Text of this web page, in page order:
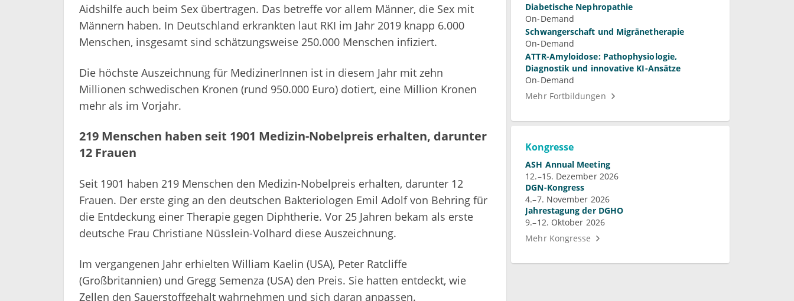
Aidshilfe auch beim Sex übertragen. Das betreffe vor allem Männer, die Sex mit
Männern haben. In Deutschland erkrankten laut RKI im Jahr 2019 knapp 6.000
Menschen, insgesamt sind schätzungsweise 250.000 Menschen infiziert.
Die höchste Auszeichnung für MedizinerInnen ist in diesem Jahr mit zehn
Millionen schwedischen Kronen (rund 950.000 Euro) dotiert, eine Million Kronen
mehr als im Vorjahr.
219 Menschen haben seit 1901 Medizin-Nobelpreis erhalten, darunter
12 Frauen
Seit 1901 haben 219 Menschen den Medizin-Nobelpreis erhalten, darunter 12
Frauen. Der erste ging an den deutschen Bakteriologen Emil Adolf von Behring für
die Entdeckung einer Therapie gegen Diphtherie. Vor 25 Jahren bekam als erste
deutsche Frau Christiane Nüsslein-Volhard diese Auszeichnung.
Im vergangenen Jahr erhielten William Kaelin (USA), Peter Ratcliffe
(Großbritannien) und Gregg Semenza (USA) den Preis. Sie hatten entdeckt, wie
Zellen den Sauerstoffgehalt wahrnehmen und sich daran anpassen.
Diabetische Nephropathie
On-Demand
Schwangerschaft und Migränetherapie
On-Demand
ATTR-Amyloidose: Pathophysiologie,
Diagnostik und innovative KI-Ansätze
On-Demand
Mehr Fortbildungen
Kongresse
ASH Annual Meeting
12.–15. Dezember 2026
DGN-Kongress
4.–7. November 2026
Jahrestagung der DGHO
9.–12. Oktober 2026
Mehr Kongresse